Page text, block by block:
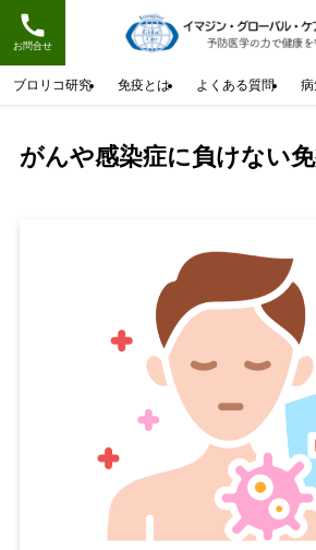
お問合せ
ブロリコ研究 免疫とは よくある質問
がんや感染症に負けない